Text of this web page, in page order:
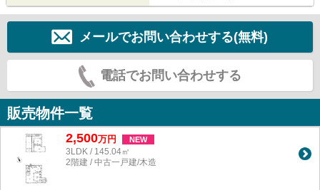
メールでお問い合わせする(無料)
電話でお問い合わせする
販売物件一覧
2,500万円 NEW
3LDK / 145.04㎡
2階建 / 中古一戸建/木造